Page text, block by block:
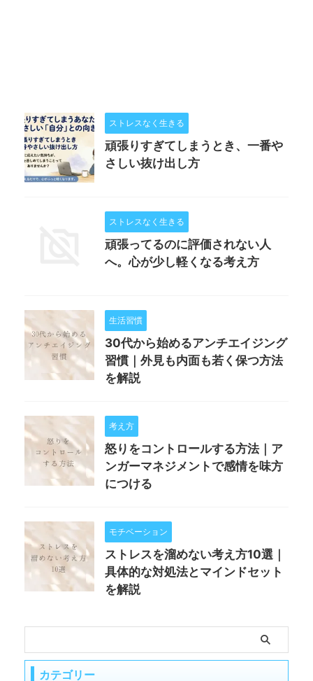
ストレスなく生きる
頑張りすぎてしまうとき、一番や
さしい抜け出し方
ストレスなく生きる
頑張ってるのに評価されない人
へ。心が少し軽くなる考え方
生活習慣
30代から始めるアンチエイジング
習慣｜外見も内面も若く保つ方法
を解説
考え方
怒りをコントロールする方法｜ア
ンガーマネジメントで感情を味方
につける
モチベーション
ストレスを溜めない考え方10選｜
具体的な対処法とマインドセット
を解説
カテゴリー